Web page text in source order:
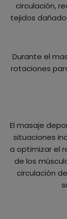
circulación,
tejidos
Durante el
rotaciones
El masaje
situaciones
a optimizar el
de los
circulación